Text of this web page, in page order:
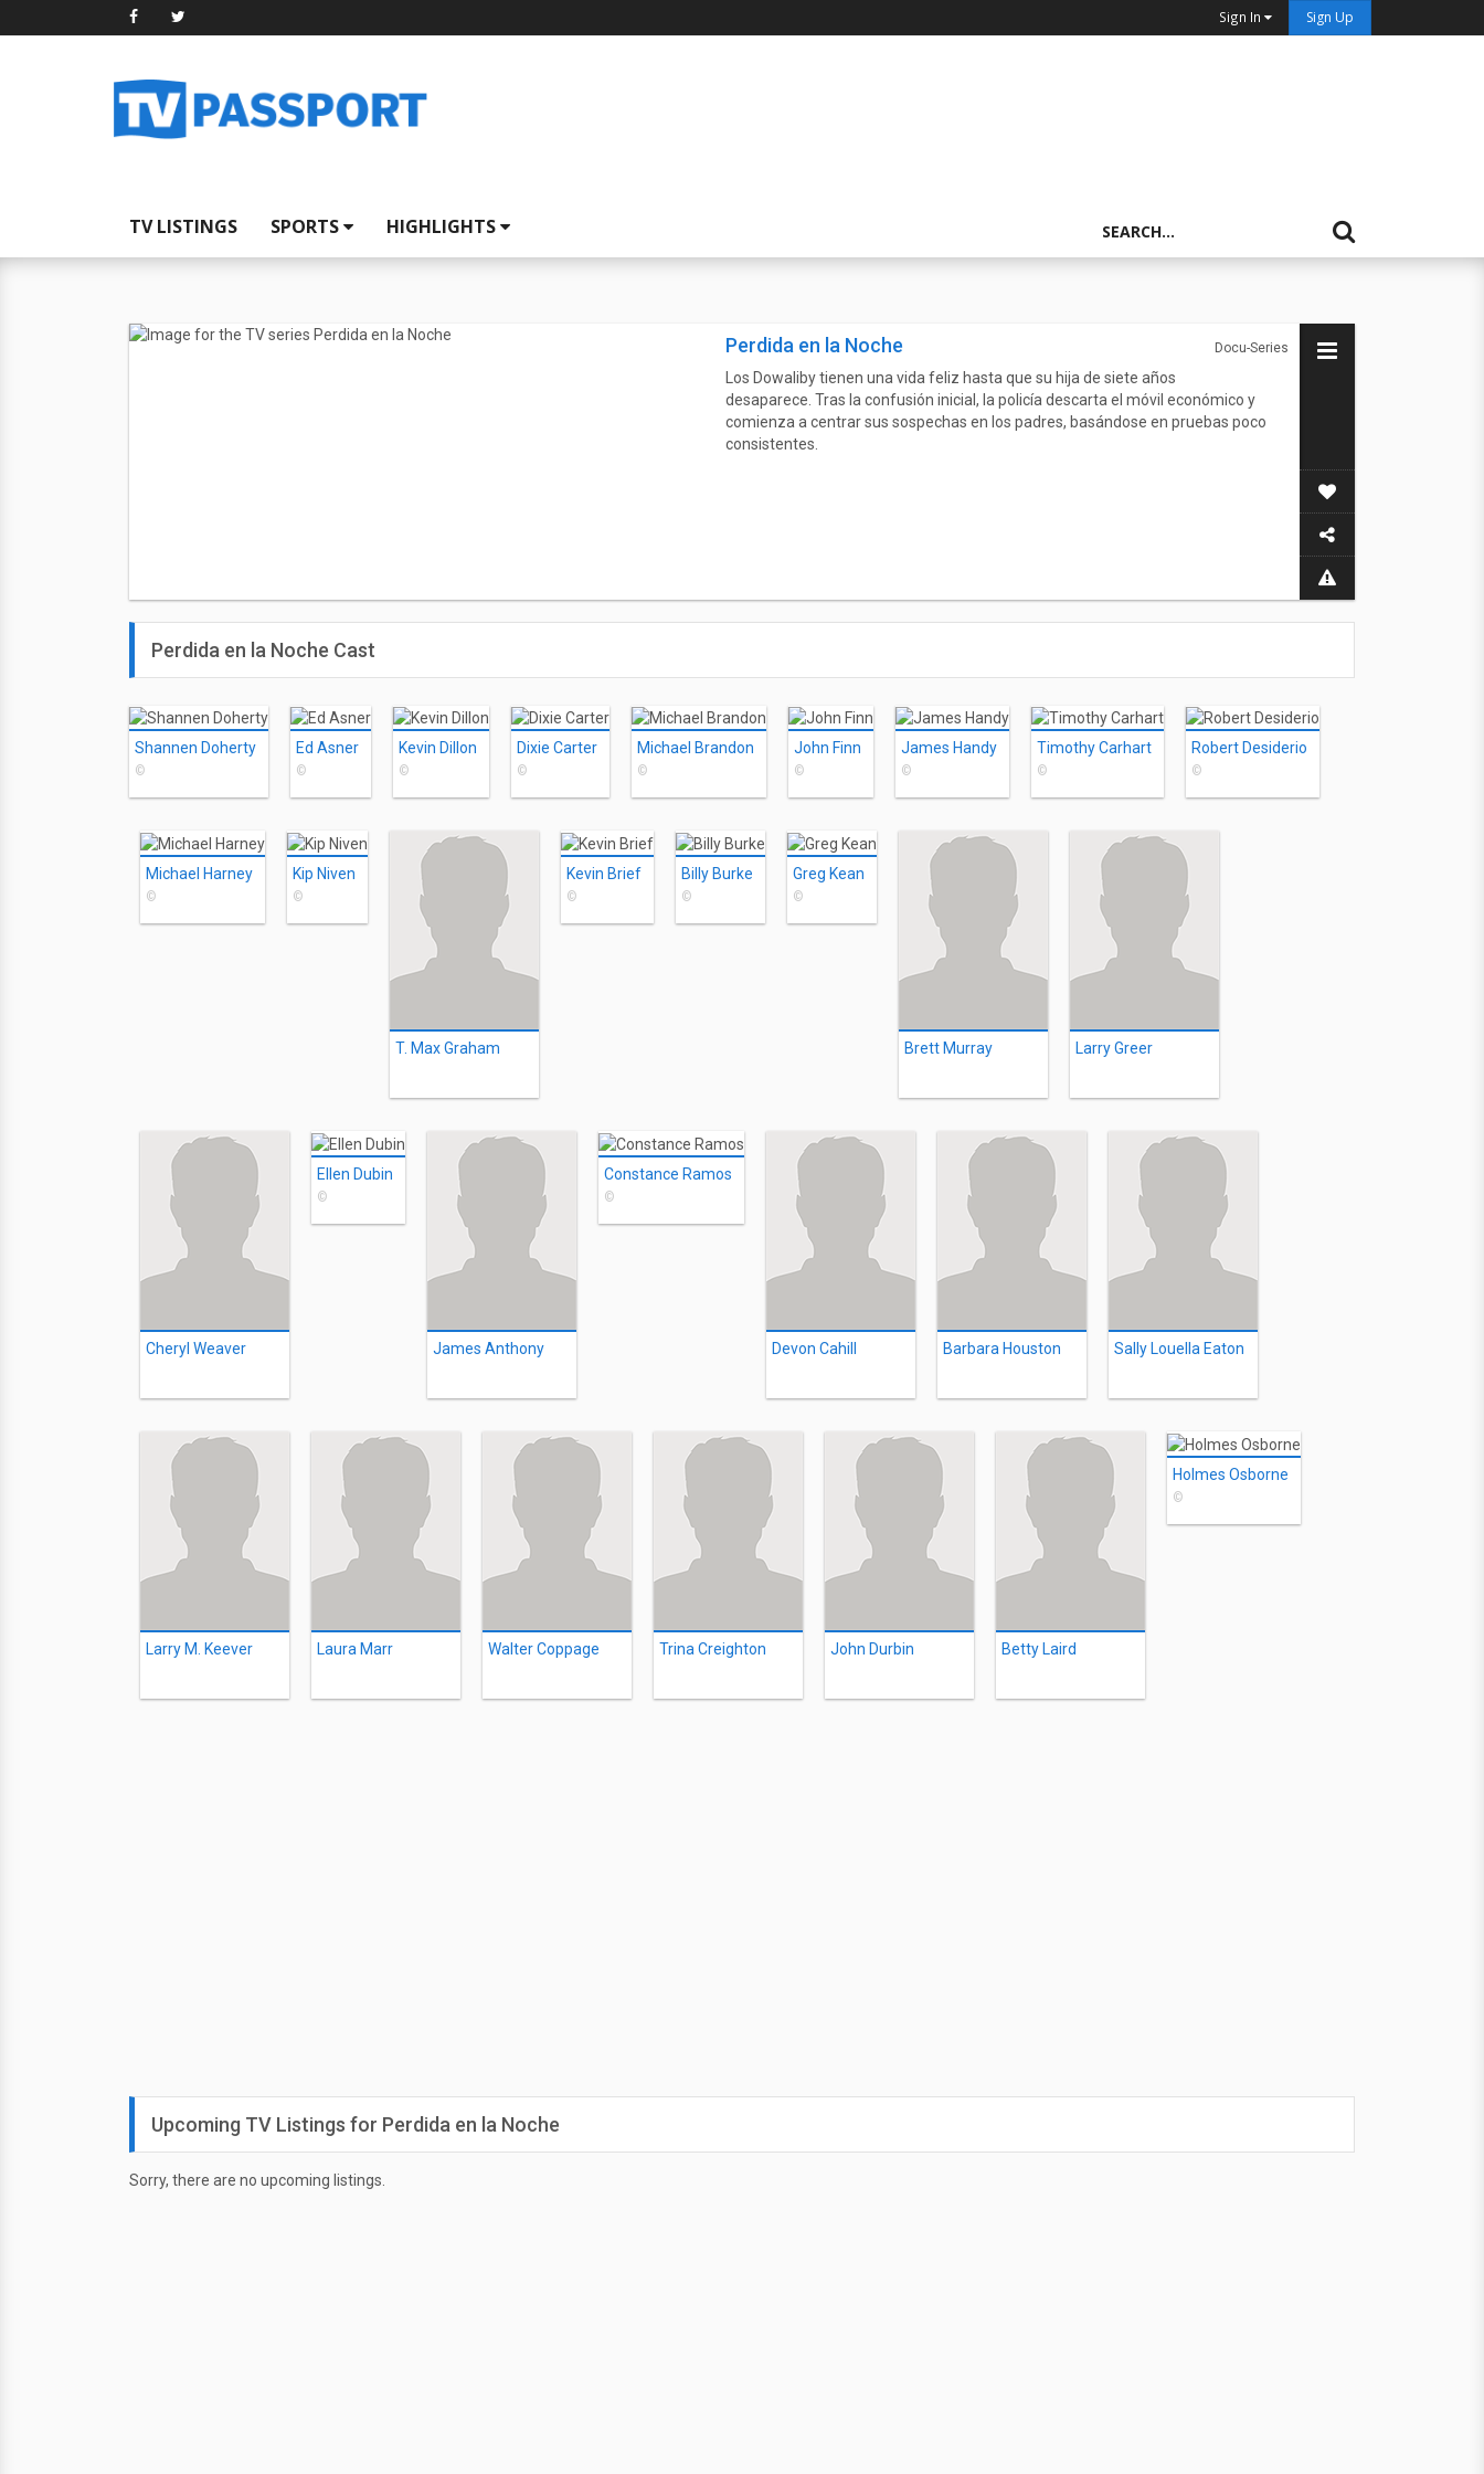
Sign In Sign Up
TV LISTINGS SPORTS HIGHLIGHTS
Perdida en la Noche Docu-Series
Los Dowaliby tienen una vida feliz hasta que su hija de siete años
desaparece. Tras la confusión inicial, la policía descarta el móvil económico y
comienza a centrar sus sospechas en los padres, basándose en pruebas poco
consistentes.
Perdida en la Noche Cast
Shannen Doherty
©
Ed Asner
©
Kevin Dillon
©
Dixie Carter
©
Michael Brandon
©
John Finn
©
James Handy
©
Timothy Carhart
©
Robert Desiderio
©
Michael Harney
©
Kip Niven
©
T. Max Graham
Kevin Brief
©
Billy Burke
©
Greg Kean
©
Brett Murray Larry Greer
Cheryl Weaver
Ellen Dubin
©
James Anthony
Constance Ramos
©
Devon Cahill Barbara Houston Sally Louella Eaton
Larry M. Keever Laura Marr Walter Coppage Trina Creighton John Durbin Betty Laird
Holmes Osborne
©
Upcoming TV Listings for Perdida en la Noche
Sorry, there are no upcoming listings.